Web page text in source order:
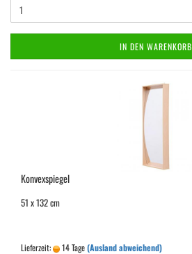
IN DEN WARENKORB
Konvexspiegel
51 x 132 cm
Lieferzeit: 14 Tage(Ausland abweichend)